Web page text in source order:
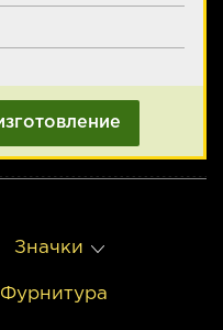
Значки
Фурнитура